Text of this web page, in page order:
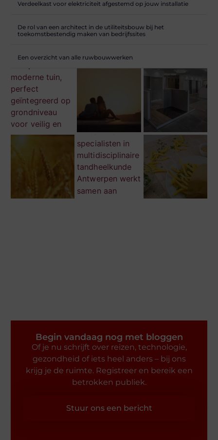
Verdeelkast voor elektriciteit afgestemd op jouw installatie
De rol van een architect in de utiliteitsbouw bij het
toekomstbestendig maken van bedrijfssites
Een overzicht van alle ruwbouwwerken
Begin vandaag nog met bloggen
Of je nu schrijft over reizen, technologie,
gezondheid of iets heel anders – bij ons
krijg je de ruimte. Registreer en bereik een
betrokken publiek.
Stuur ons een bericht